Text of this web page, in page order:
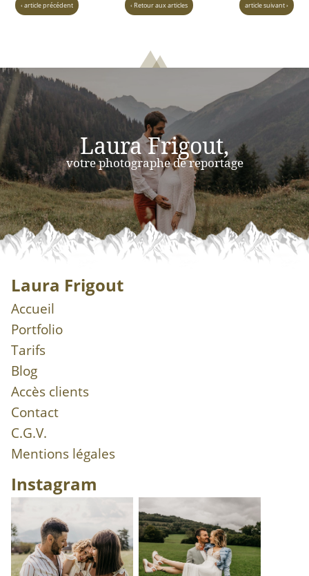
‹ article précédent ‹ Retour aux articles article suivant ›
Laura Frigout,
votre photographe de reportage
Laura Frigout
Accueil
Portfolio
Tarifs
Blog
Accès clients
Contact
C.G.V.
Mentions légales
Instagram